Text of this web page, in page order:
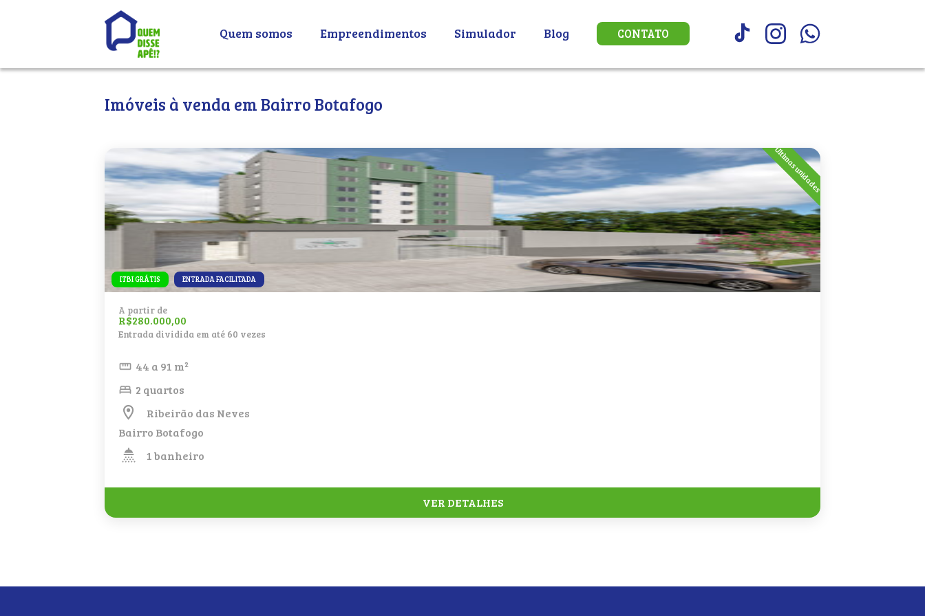
Quem somos Empreendimentos Simulador Blog CONTATO
Imóveis à venda em Bairro Botafogo
Ultimas unidades
ITBI GRÁTIS ENTRADA FACILITADA
A partir de
R$280.000,00
Entrada dividida em até 60 vezes
44 a 91 m²
2 quartos
Ribeirão das Neves
Bairro Botafogo
1 banheiro
VER DETALHES